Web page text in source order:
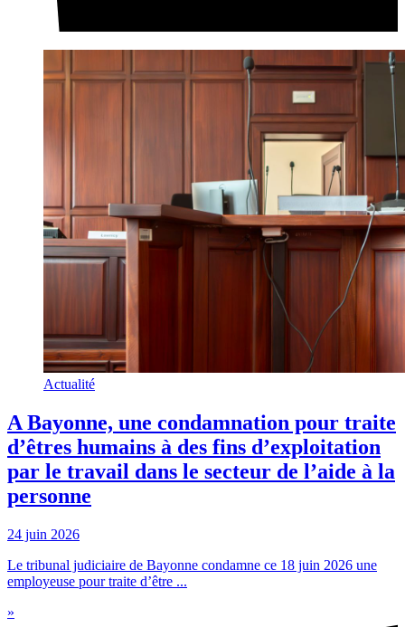
Actualité
A Bayonne, une condamnation pour traite
d’êtres humains à des fins d’exploitation
par le travail dans le secteur de l’aide à la
personne
24 juin 2026
Le tribunal judiciaire de Bayonne condamne ce 18 juin 2026 une
employeuse pour traite d’être ...
»